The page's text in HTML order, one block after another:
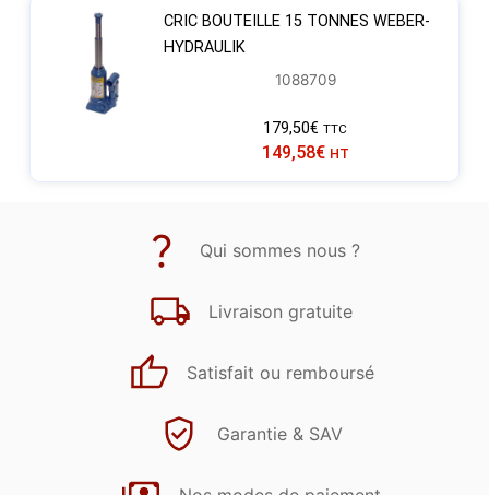
CRIC BOUTEILLE 15 TONNES WEBER-
HYDRAULIK
1088709
179,50€ TTC
149,58€ HT
Qui sommes nous ?
Livraison gratuite
Satisfait ou remboursé
Garantie & SAV